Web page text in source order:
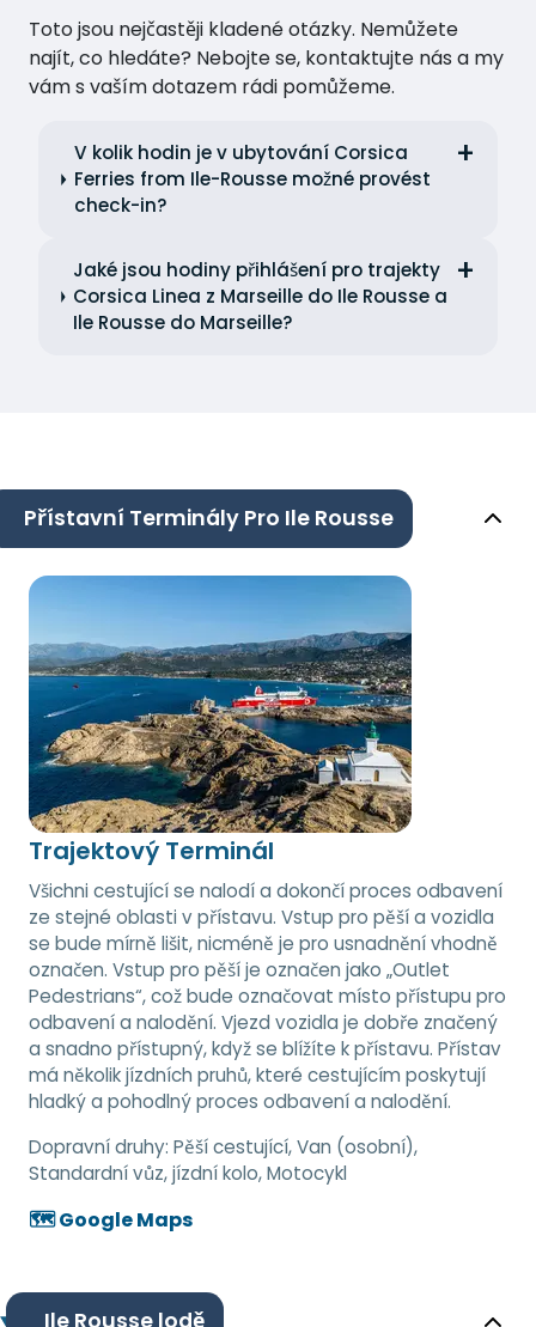
Toto jsou nejčastěji kladené otázky. Nemůžete
najít, co hledáte? Nebojte se, kontaktujte nás a my
vám s vaším dotazem rádi pomůžeme.
V kolik hodin je v ubytování Corsica
Ferries from Ile-Rousse možné provést
check-in?
Jaké jsou hodiny přihlášení pro trajekty
Corsica Linea z Marseille do Ile Rousse a
Ile Rousse do Marseille?
Přístavní Terminály Pro Ile Rousse
Trajektový Terminál
Všichni cestující se nalodí a dokončí proces odbavení
ze stejné oblasti v přístavu. Vstup pro pěší a vozidla
se bude mírně lišit, nicméně je pro usnadnění vhodně
označen. Vstup pro pěší je označen jako „Outlet
Pedestrians“, což bude označovat místo přístupu pro
odbavení a nalodění. Vjezd vozidla je dobře značený
a snadno přístupný, když se blížíte k přístavu. Přístav
má několik jízdních pruhů, které cestujícím poskytují
hladký a pohodlný proces odbavení a nalodění.
Dopravní druhy: Pěší cestující, Van (osobní),
Standardní vůz, jízdní kolo, Motocykl
🗺️ Google Maps